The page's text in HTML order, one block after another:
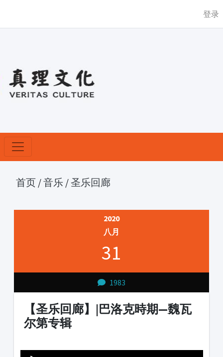
登录
首页 /音乐 /圣乐回廊
2020
八月
31
1983
【圣乐回廊】|巴洛克時期—魏瓦
尔第专辑
Player